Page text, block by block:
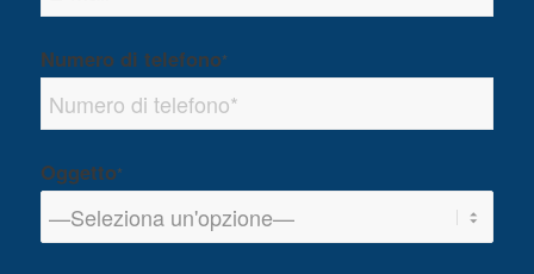
Numero di telefono*
Oggetto*